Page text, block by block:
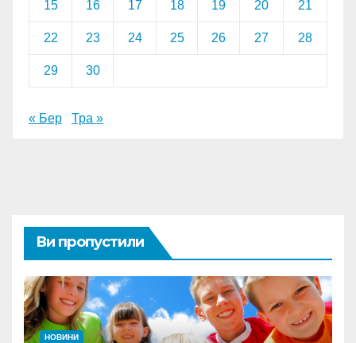
15 16 17 18 19 20 21
22 23 24 25 26 27 28
29 30
« Бер Тра »
Ви пропустили
НОВИНИ